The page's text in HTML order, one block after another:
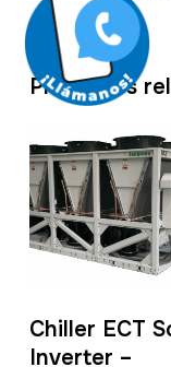
Productos
Chiller ECT
Inverter –